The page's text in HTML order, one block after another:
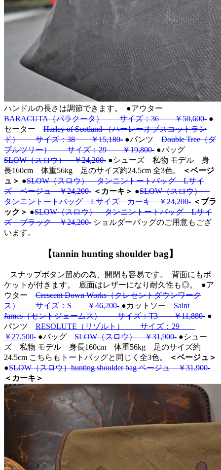
ハンドルの長さは調節できます。
●アウター
BARACUTA（バラクータ） サイズ：36 ￥50,600- ●
セーター Harley of Scotland （ハーレーオブスコットラン
ド） サイズ：38 ￥15,180- ●パンツ Double Tree（ダ
ブルツリー） サイズ：29 ￥19,800- ●バッグ
SLOW（スロウ） ￥24,200- ●シューズ 私物 モデル 身
長160cm 体重56kg 足のサイズ約24.5cm 全3色。
＜ベージ
ュ＞ ●SLOW（スロウ） タンニントートバッグ Lサイ
ズ ベージュ ￥24,200- ＜カーキ＞ ●SLOW（スロウ）
タンニントートバッグ Lサイズ カーキ ￥24,200- ＜ブラ
ック＞ ●SLOW（スロウ） タンニントートバッグ Lサイ
ズ ブラック ￥24,200- ショルダーバッグのご用意もござ
います。
【tannin hunting shoulder bag】
スナップボタン留めの為、開閉も容易です。
背面にもポ
ケットが付きます。
底面はレザーになり耐久性も◎。
●ア
ウター Crescent Down Works（クレセントダウンワーク
ス） サイズ：S ￥46,200- ●カットソー Saint
James（セントジェームス） サイズ：T3 ￥11,880- ●
パンツ RESOLUTE（リゾルト） サイズ：29
￥27,500- ●バッグ SLOW（スロウ） ￥31,900- ●シュー
ズ 私物 モデル 身長160cm 体重56kg 足のサイズ約
24.5cm こちらもトートバッグと同じく全3色。
＜ベージュ＞
●SLOW（スロウ）hunting shoulder bag ベージュ ￥31,900-
＜カーキ＞